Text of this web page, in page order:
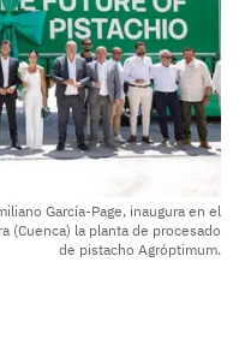
García-Page, inaugura en el
(Cuenca) la planta de procesado
de pistacho Agróptimum.